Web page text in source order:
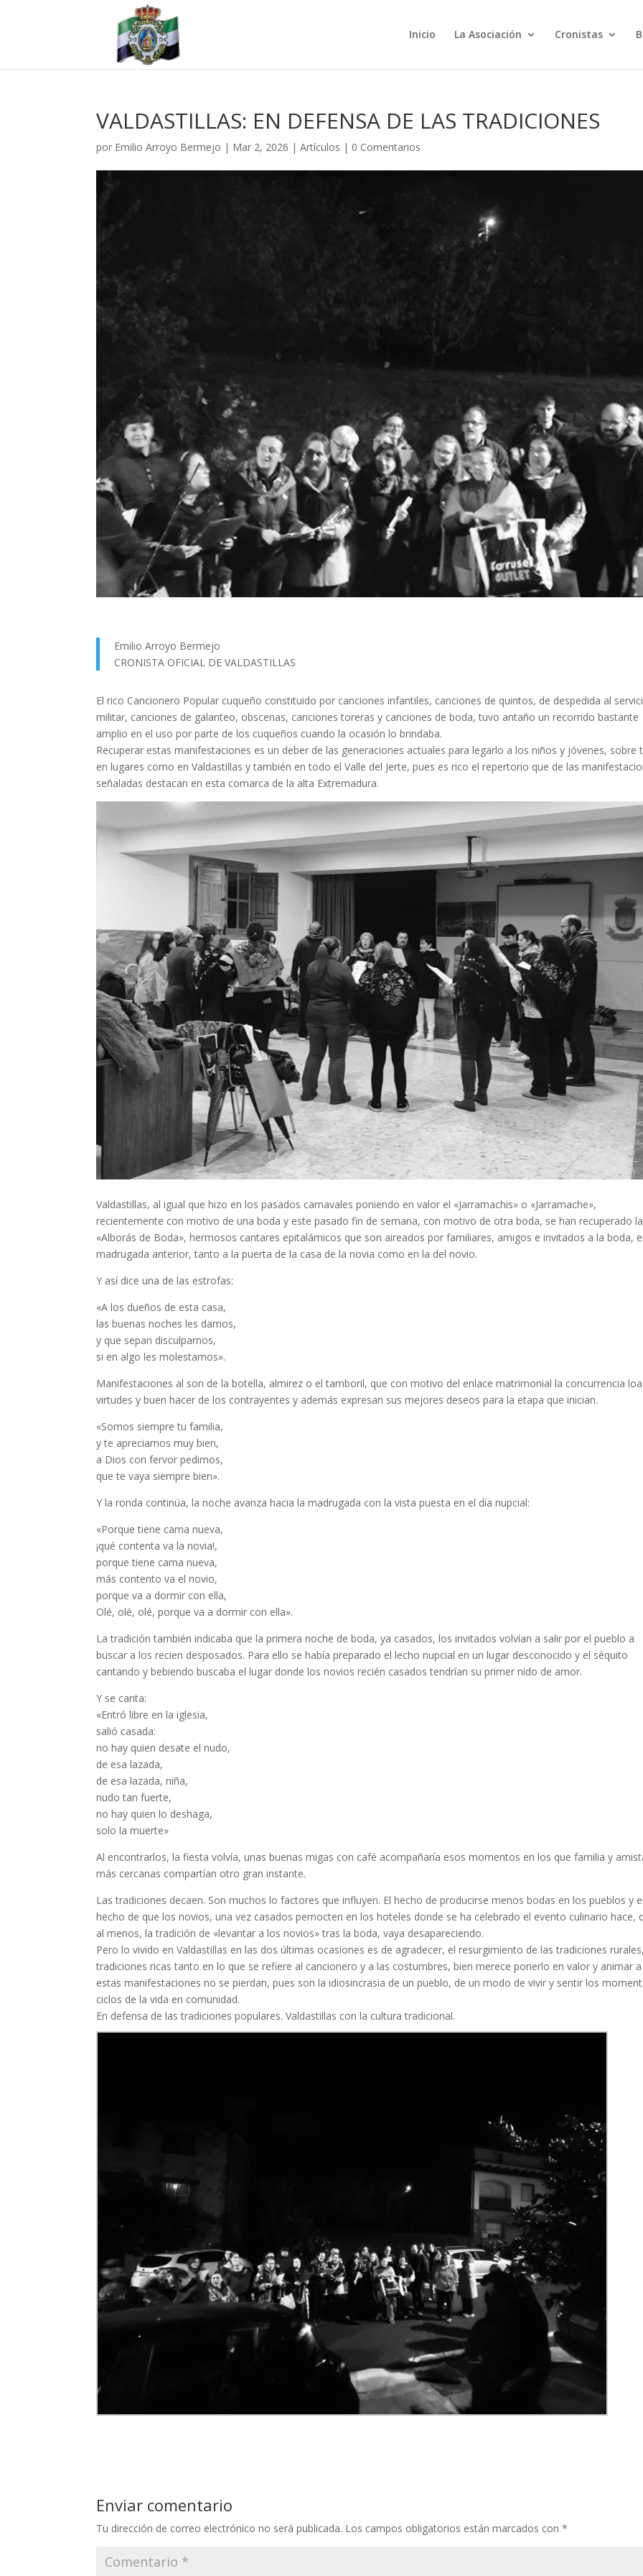
Inicio La Asociación Cronistas
VALDASTILLAS: EN DEFENSA DE LAS TRADICIONES
por Emilio Arroyo Bermejo | Mar 2, 2026 |Artículos | 0 Comentarios
Emilio Arroyo Bermejo
CRONISTA OFICIAL DE VALDASTILLAS
El rico Cancionero Popular cuqueño constituido por canciones infantiles, canciones de quintos, de despedida al
militar, canciones de galanteo, obscenas, canciones toreras y canciones de boda, tuvo antaño un recorrido bastante
amplio en el uso por parte de los cuqueños cuando la ocasión lo brindaba.
Recuperar estas manifestaciones es un deber de las generaciones actuales para legarlo a los niños y jóvenes, sobre
en lugares como en Valdastillas y también en todo el Valle del Jerte, pues es rico el repertorio que de las
señaladas destacan en esta comarca de la alta Extremadura.
Valdastillas, al igual que hizo en los pasados carnavales poniendo en valor el «Jarramachis» o «Jarramache»,
recientemente con motivo de una boda y este pasado fin de semana, con motivo de otra boda, se han recuperado
«Alborás de Boda», hermosos cantares epitalámicos que son aireados por familiares, amigos e invitados a la boda,
madrugada anterior, tanto a la puerta de la casa de la novia como en la del novio.
Y así dice una de las estrofas:
«A los dueños de esta casa,
las buenas noches les damos,
y que sepan disculparnos,
si en algo les molestamos».
Manifestaciones al son de la botella, almirez o el tamboril, que con motivo del enlace matrimonial la concurrencia
virtudes y buen hacer de los contrayentes y además expresan sus mejores deseos para la etapa que inician.
«Somos siempre tu familia,
y te apreciamos muy bien,
a Dios con fervor pedimos,
que te vaya siempre bien».
Y la ronda continúa, la noche avanza hacia la madrugada con la vista puesta en el día nupcial:
«Porque tiene cama nueva,
¡qué contenta va la novia!,
porque tiene cama nueva,
más contento va el novio,
porque va a dormir con ella,
Olé, olé, olé, porque va a dormir con ella».
La tradición también indicaba que la primera noche de boda, ya casados, los invitados volvían a salir por el pueblo a
buscar a los recien desposados. Para ello se había preparado el lecho nupcial en un lugar desconocido y el séquito
cantando y bebiendo buscaba el lugar donde los novios recién casados tendrían su primer nido de amor.
Y se canta:
«Entró libre en la iglesia,
salió casada:
no hay quien desate el nudo,
de esa lazada,
de esa lazada, niña,
nudo tan fuerte,
no hay quien lo deshaga,
solo la muerte»
Al encontrarlos, la fiesta volvía, unas buenas migas con café acompañaría esos momentos en los que familia y
más cercanas compartían otro gran instante.
Las tradiciones decaen. Son muchos lo factores que influyen. El hecho de producirse menos bodas en los pueblos y
hecho de que los novios, una vez casados pernocten en los hoteles donde se ha celebrado el evento culinario hace,
al menos, la tradición de «levantar a los novios» tras la boda, vaya desapareciendo.
Pero lo vivido en Valdastillas en las dos últimas ocasiones es de agradecer, el resurgimiento de las tradiciones
tradiciones ricas tanto en lo que se refiere al cancionero y a las costumbres, bien merece ponerlo en valor y animar
estas manifestaciones no se pierdan, pues son la idiosincrasia de un pueblo, de un modo de vivir y sentir los
ciclos de la vida en comunidad.
En defensa de las tradiciones populares. Valdastillas con la cultura tradicional.
Enviar comentario
Tu dirección de correo electrónico no será publicada. Los campos obligatorios están marcados con*